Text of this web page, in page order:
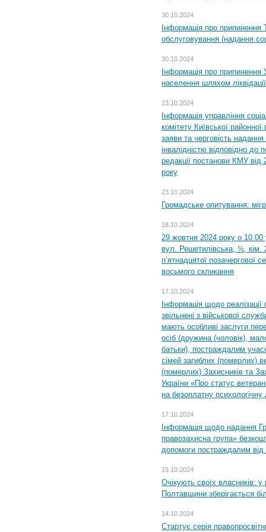
30.10.2024
Інформація про припинення
обслуговування (надання
30.10.2024
Інформація про припинення
населення шляхом ліквідації
23.10.2024
Інформація управління
комітету Київської
заяви та черговість надання
інвалідністю відповідно
редакції постанови КМУ
року
23.10.2024
Громадське опитування:
18.10.2024
29 жовтня 2024 року о 10.00
вул. Решетилівська, ½, кім.
п’ятнадцятої позачергової
восьмого скликання
17.10.2024
Інформація щодо
звільнені з військової
мають особливі заслуги
осіб (дружина (чоловік),
батьки), постраждалим
сімей загиблих (померлих)
(померлих) Захисників та
України «Про статус
на безоплатну психологічну
17.10.2024
Інформація щодо надання
правозахисна група»
допомоги постраждалим від
15.10.2024
Очікують своїх власників: у
Полтавщини зберігається
14.10.2024
Стартує серія